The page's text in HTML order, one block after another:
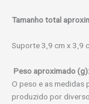
Tamanho total
Suporte 3,9 cm x 3,9
Peso aproximado (g):
O peso e as medidas
produzido por